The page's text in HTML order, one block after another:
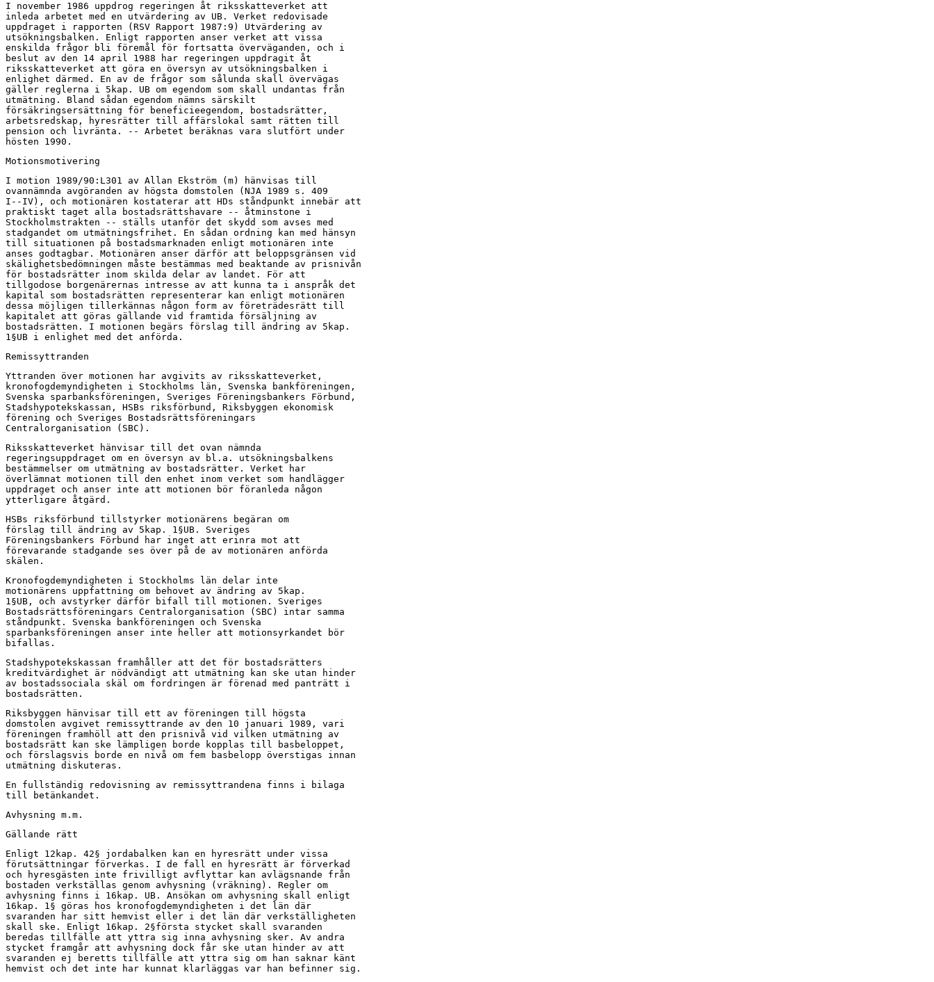
I november 1986 uppdrog regeringen åt riksskatteverket att
inleda arbetet med en utvärdering av UB. Verket redovisade
uppdraget i rapporten (RSV Rapport 1987:9) Utvärdering av
utsökningsbalken. Enligt rapporten anser verket att vissa
enskilda frågor bli föremål för fortsatta överväganden, och i
beslut av den 14 april 1988 har regeringen uppdragit åt
riksskatteverket att göra en översyn av utsökningsbalken i
enlighet därmed. En av de frågor som sålunda skall övervägas
gäller reglerna i 5kap. UB om egendom som skall undantas från
utmätning. Bland sådan egendom nämns särskilt
försäkringsersättning för beneficieegendom, bostadsrätter,
arbetsredskap, hyresrätter till affärslokal samt rätten till
pension och livränta. -- Arbetet beräknas vara slutfört under
hösten 1990.
Motionsmotivering
I motion 1989/90:L301 av Allan Ekström (m) hänvisas till
ovannämnda avgöranden av högsta domstolen (NJA 1989 s. 409
I--IV), och motionären kostaterar att HDs ståndpunkt innebär att
praktiskt taget alla bostadsrättshavare -- åtminstone i
Stockholmstrakten -- ställs utanför det skydd som avses med
stadgandet om utmätningsfrihet. En sådan ordning kan med hänsyn
till situationen på bostadsmarknaden enligt motionären inte
anses godtagbar. Motionären anser därför att beloppsgränsen vid
skälighetsbedömningen måste bestämmas med beaktande av prisnivån
för bostadsrätter inom skilda delar av landet. För att
tillgodose borgenärernas intresse av att kunna ta i anspråk det
kapital som bostadsrätten representerar kan enligt motionären
dessa möjligen tillerkännas någon form av företrädesrätt till
kapitalet att göras gällande vid framtida försäljning av
bostadsrätten. I motionen begärs förslag till ändring av 5kap.
1§UB i enlighet med det anförda.
Remissyttranden
Yttranden över motionen har avgivits av riksskatteverket,
kronofogdemyndigheten i Stockholms län, Svenska bankföreningen,
Svenska sparbanksföreningen, Sveriges Föreningsbankers Förbund,
Stadshypotekskassan, HSBs riksförbund, Riksbyggen ekonomisk
förening och Sveriges Bostadsrättsföreningars
Centralorganisation (SBC).
Riksskatteverket hänvisar till det ovan nämnda
regeringsuppdraget om en översyn av bl.a. utsökningsbalkens
bestämmelser om utmätning av bostadsrätter. Verket har
överlämnat motionen till den enhet inom verket som handlägger
uppdraget och anser inte att motionen bör föranleda någon
ytterligare åtgärd.
HSBs riksförbund tillstyrker motionärens begäran om
förslag till ändring av 5kap. 1§UB. Sveriges
Föreningsbankers Förbund har inget att erinra mot att
förevarande stadgande ses över på de av motionären anförda
skälen.
Kronofogdemyndigheten i Stockholms län delar inte
motionärens uppfattning om behovet av ändring av 5kap.
1§UB, och avstyrker därför bifall till motionen. Sveriges
Bostadsrättsföreningars Centralorganisation (SBC) intar samma
ståndpunkt. Svenska bankföreningen och Svenska
sparbanksföreningen anser inte heller att motionsyrkandet bör
bifallas.
Stadshypotekskassan framhåller att det för bostadsrätters
kreditvärdighet är nödvändigt att utmätning kan ske utan hinder
av bostadssociala skäl om fordringen är förenad med panträtt i
bostadsrätten.
Riksbyggen hänvisar till ett av föreningen till högsta
domstolen avgivet remissyttrande av den 10 januari 1989, vari
föreningen framhöll att den prisnivå vid vilken utmätning av
bostadsrätt kan ske lämpligen borde kopplas till basbeloppet,
och förslagsvis borde en nivå om fem basbelopp överstigas innan
utmätning diskuteras.
En fullständig redovisning av remissyttrandena finns i bilaga
till betänkandet.
Avhysning m.m.
Gällande rätt
Enligt 12kap. 42§ jordabalken kan en hyresrätt under vissa
förutsättningar förverkas. I de fall en hyresrätt är förverkad
och hyresgästen inte frivilligt avflyttar kan avlägsnande från
bostaden verkställas genom avhysning (vräkning). Regler om
avhysning finns i 16kap. UB. Ansökan om avhysning skall enligt
16kap. 1§ göras hos kronofogdemyndigheten i det län där
svaranden har sitt hemvist eller i det län där verkställigheten
skall ske. Enligt 16kap. 2§första stycket skall svaranden
beredas tillfälle att yttra sig inna avhysning sker. Av andra
stycket framgår att avhysning dock får ske utan hinder av att
svaranden ej beretts tillfälle att yttra sig om han saknar känt
hemvist och det inte har kunnat klarläggas var han befinner sig.